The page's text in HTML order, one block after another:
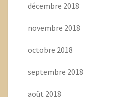
décembre 2018
novembre 2018
octobre 2018
septembre 2018
août 2018